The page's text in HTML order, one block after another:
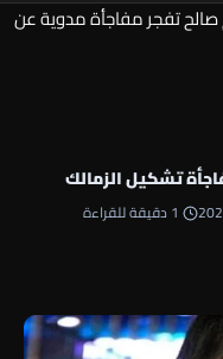
تفجر مفاجأة مدوية عن
تشكيل الزمالك
1 دقيقة للقراءة